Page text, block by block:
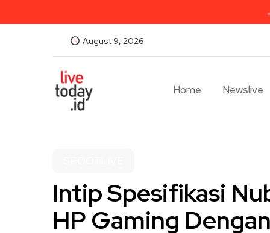
August 9, 2026
Home Newslive
Intip Spesifikasi
HP Gaming